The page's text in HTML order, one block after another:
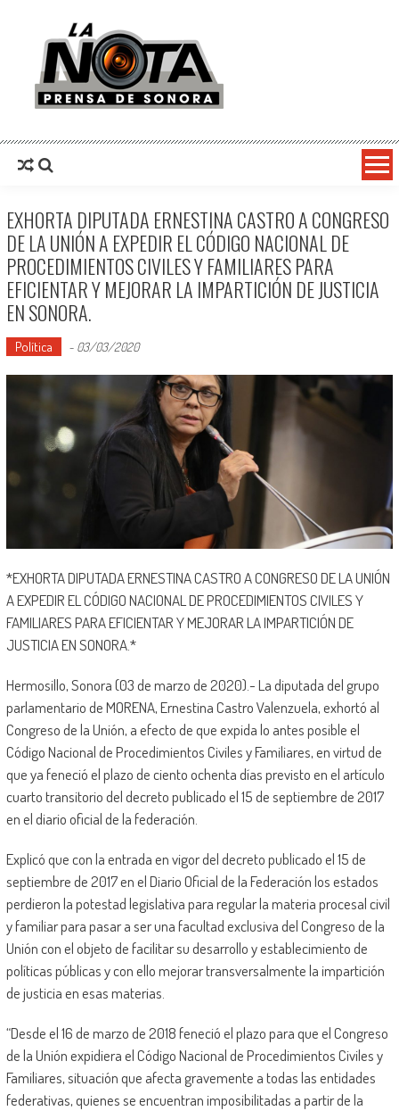
La Nota Prensa De Sonora
EXHORTA DIPUTADA ERNESTINA CASTRO A CONGRESO
DE LA UNIÓN A EXPEDIR EL CÓDIGO NACIONAL DE
PROCEDIMIENTOS CIVILES Y FAMILIARES PARA
EFICIENTAR Y MEJORAR LA IMPARTICIÓN DE JUSTICIA
EN SONORA.
Política - 03/03/2020
*EXHORTA DIPUTADA ERNESTINA CASTRO A CONGRESO DE LA UNIÓN
A EXPEDIR EL CÓDIGO NACIONAL DE PROCEDIMIENTOS CIVILES Y
FAMILIARES PARA EFICIENTAR Y MEJORAR LA IMPARTICIÓN DE
JUSTICIA EN SONORA.*
Hermosillo, Sonora (03 de marzo de 2020).- La diputada del grupo
parlamentario de MORENA, Ernestina Castro Valenzuela, exhortó al
Congreso de la Unión, a efecto de que expida lo antes posible el
Código Nacional de Procedimientos Civiles y Familiares, en virtud de
que ya feneció el plazo de ciento ochenta días previsto en el artículo
cuarto transitorio del decreto publicado el 15 de septiembre de 2017
en el diario oficial de la federación.
Explicó que con la entrada en vigor del decreto publicado el 15 de
septiembre de 2017 en el Diario Oficial de la Federación los estados
perdieron la potestad legislativa para regular la materia procesal civil
y familiar para pasar a ser una facultad exclusiva del Congreso de la
Unión con el objeto de facilitar su desarrollo y establecimiento de
políticas públicas y con ello mejorar transversalmente la impartición
de justicia en esas materias.
“Desde el 16 de marzo de 2018 feneció el plazo para que el Congreso
de la Unión expidiera el Código Nacional de Procedimientos Civiles y
Familiares, situación que afecta gravemente a todas las entidades
federativas, quienes se encuentran imposibilitadas a partir de la